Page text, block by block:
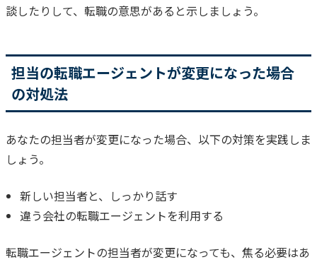
談したりして、転職の意思があると示しましょう。
担当の転職エージェントが変更になった場合
の対処法
あなたの担当者が変更になった場合、以下の対策を実践しま
しょう。
新しい担当者と、しっかり話す
違う会社の転職エージェントを利用する
転職エージェントの担当者が変更になっても、焦る必要はあ